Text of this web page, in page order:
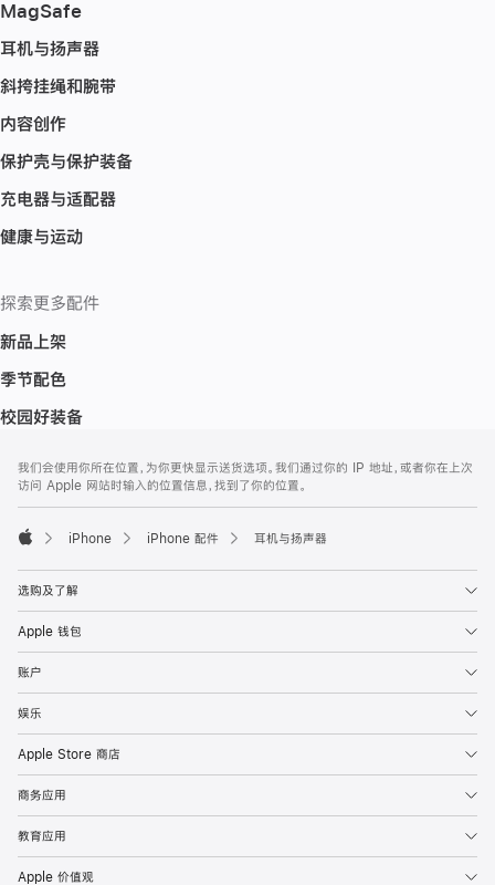
MagSafe
耳机与扬声器
斜挎挂绳和腕带
内容创作
保护壳与保护装备
充电器与适配器
健康与运动
探索更多配件
新品上架
季节配色
校园好装备
页
页
脚
注
我们会使用你所在位置，为你更快显示送货选项。我们通过你的 IP 地址，或者你在上次
访问 Apple 网站时输入的位置信息，找到了你的位置。
iPhone iPhone 配件 耳机与扬声器
选购及了解
Apple 钱包
账户
娱乐
Apple Store 商店
商务应用
教育应用
Apple 价值观